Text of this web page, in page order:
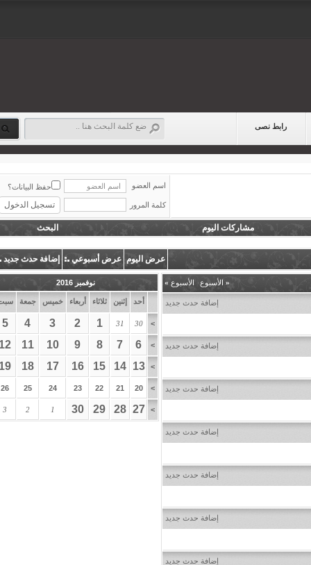
رابط نصى
اسم العضو حفظ البيانات؟
كلمة المرور
مشاركات اليوم البحث
عرض اليوم عرض أسبوعي إضافة حدث جديد
الأسبوع|الأسبوع»
إضافة حدث جديد
إضافة حدث جديد
إضافة حدث جديد
إضافة حدث جديد
إضافة حدث جديد
إضافة حدث جديد
إضافة حدث جديد
نوفمبر 2016
إثنين ثلاثاء أربعاء خميس جمعة سبت
30
31
1
>
6
7
8
11
12
13
14
15
16
17
18
19
>
20
21
22
23
26
27
28
29
30